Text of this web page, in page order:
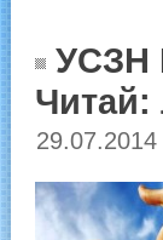
УСЗН
Читай:
29.07.2014